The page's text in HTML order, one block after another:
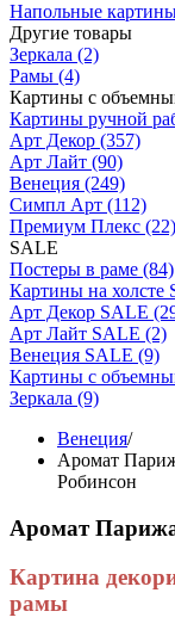
Напольные
Другие товары
Зеркала (2)
Рамы (4)
Картины с
Картины ручной
Арт Декор (357)
Арт Лайт (90)
Венеция (249)
Симпл Арт (112)
Премиум Плекс (22)
SALE
Постеры в раме (84)
Картины на холсте
Арт Декор SALE
Арт Лайт SALE (2)
Венеция SALE (9)
Картины с
Зеркала (9)
Венеция/
Аромат
Робинсон
Аромат
Картина
рамы